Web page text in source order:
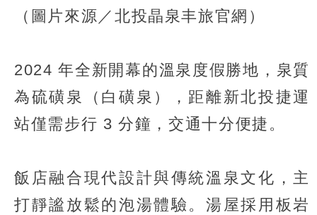
（圖片來源／北投晶泉丰旅官網）
2024 年全新開幕的溫泉度假勝地，泉質
為硫磺泉（白磺泉），距離新北投捷運
站僅需步行 3 分鐘，交通十分便捷。
飯店融合現代設計與傳統溫泉文化，主
打靜謐放鬆的泡湯體驗。湯屋採用板岩